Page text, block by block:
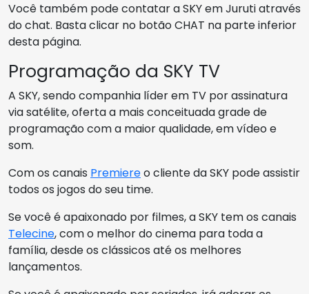
Você também pode contatar a SKY em Juruti através
do chat. Basta clicar no botão CHAT na parte inferior
desta página.
Programação da SKY TV
A SKY, sendo companhia líder em TV por assinatura
via satélite, oferta a mais conceituada grade de
programação com a maior qualidade, em vídeo e
som.
Com os canais Premiereo cliente da SKY pode assistir
todos os jogos do seu time.
Se você é apaixonado por filmes, a SKY tem os canais
Telecine, com o melhor do cinema para toda a
família, desde os clássicos até os melhores
lançamentos.